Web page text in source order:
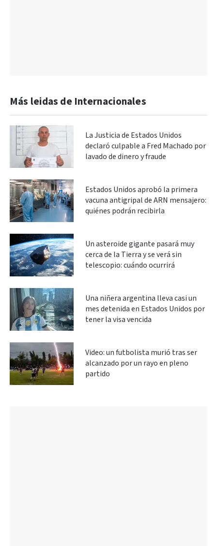
Más leidas de Internacionales
La Justicia de Estados Unidos
declaró culpable a Fred Machado por
lavado de dinero y fraude
Estados Unidos aprobó la primera
vacuna antigripal de ARN mensajero:
quiénes podrán recibirla
Un asteroide gigante pasará muy
cerca de la Tierra y se verá sin
telescopio: cuándo ocurrirá
Una niñera argentina lleva casi un
mes detenida en Estados Unidos por
tener la visa vencida
Video: un futbolista murió tras ser
alcanzado por un rayo en pleno
partido